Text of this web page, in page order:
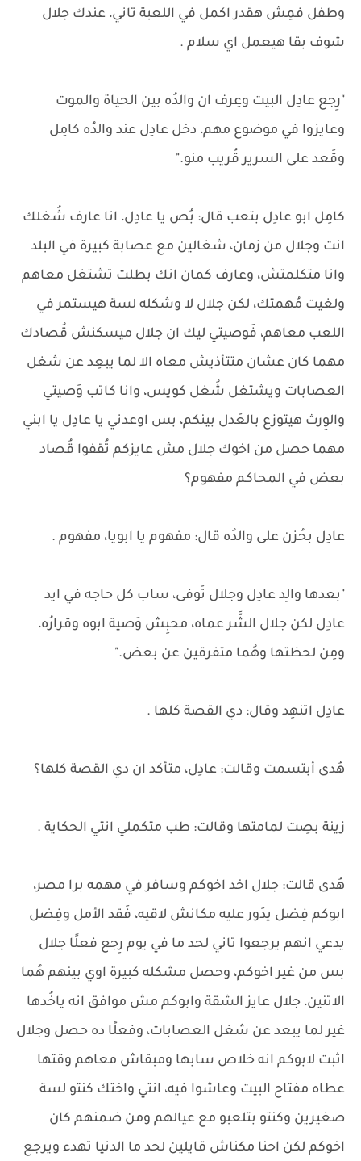
وطفل فمِش هقدر اكمل في اللعبة تاني، عندك جلال
شوف بقا هيعمل اي سلام .
"رِجع عادِل البيت وعِرف ان والدُه بين الحياة والموت
وعايزوا في موضوع مهم، دخل عادِل عند والدُه كامِل
وقَعد على السرير قُريب منو."
كامِل ابو عادِل بتعب قال: بُص يا عادِل، انا عارف شُغلك
انت وجلال من زمان، شغالين مع عصابة كبيرة في البلد
وانا متكلمتش، وعارف كمان انك بطلت تشتغل معاهم
ولغيت مُهمتك، لكن جلال لا وشكله لسة هيستمر في
اللعب معاهم، فَوصيتي ليك ان جلال ميسكنش قُصادك
مهما كان عشان متتأذيش معاه الا لما يبعِد عن شغل
العصابات ويشتغل شُغل كويس، وانا كاتب وَصيتي
والوِرث هيتوزع بالعَدل بينكم، بس اوعدني يا عادِل يا ابني
مهما حصل من اخوك جلال مش عايزكم تُقفوا قُصاد
بعض في المحاكم مفهوم؟
عادِل بحُزن على والدُه قال: مفهوم يا ابويا، مفهوم .
"بعدها والِد عادِل وجلال تَوفى، ساب كل حاجه في ايد
عادِل لكن جلال الشَّر عماه، محبِش وَصية ابوه وقرارُه،
ومِن لحظتها وهُما متفرقين عن بعض."
عادِل اتنهِد وقال: دي القصة كلها .
هُدى أبتسمت وقالت: عادِل، متأكد ان دي القصة كلها؟
زينة بصِت لمامتها وقالت: طب متكملي انتي الحكاية .
هُدى قالت: جلال اخد اخوكم وسافر في مهمه برا مصر،
ابوكم فِضل يدَور عليه مكانش لاقيه، فَقد الأمل وفِضل
يدعي انهم يرجعوا تاني لحد ما في يوم رِجع فعلًا جلال
بس من غير اخوكم، وحصل مشكله كبيرة اوي بينهم هُما
الاتنين، جلال عايز الشقة وابوكم مش موافق انه ياخُدها
غير لما يبعد عن شغل العصابات، وفعلًا ده حصل وجلال
اثبت لابوكم انه خلاص سابها ومبقاش معاهم وقتها
عطاه مفتاح البيت وعاشوا فيه، انتي واختك كنتو لسة
صغيرين وكنتو بتلعبو مع عيالهم ومن ضمنهم كان
اخوكم لكن احنا مكناش قايلين لحد ما الدنيا تهدء ويرجع